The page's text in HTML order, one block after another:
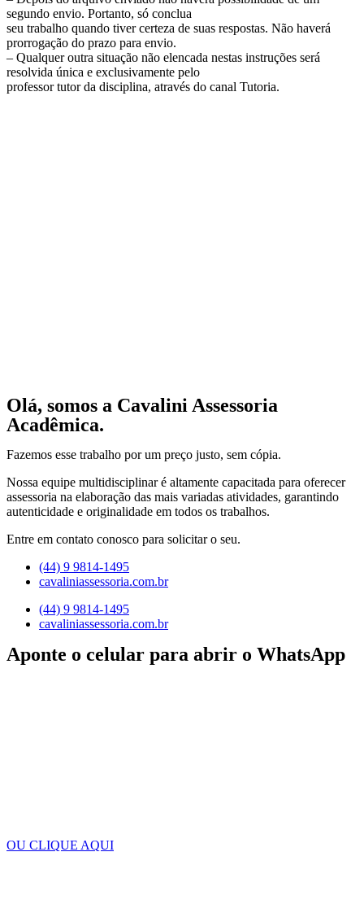
segundo envio. Portanto, só conclua
seu trabalho quando tiver certeza de suas respostas. Não haverá
prorrogação do prazo para envio.
– Qualquer outra situação não elencada nestas instruções será
resolvida única e exclusivamente pelo
professor tutor da disciplina, através do canal Tutoria.
Olá, somos a Cavalini Assessoria
Acadêmica.
Fazemos esse trabalho por um preço justo, sem cópia.
Nossa equipe multidisciplinar é altamente capacitada para oferecer
assessoria na elaboração das mais variadas atividades, garantindo
autenticidade e originalidade em todos os trabalhos.
Entre em contato conosco para solicitar o seu.
(44) 9 9814-1495
cavaliniassessoria.com.br
(44) 9 9814-1495
cavaliniassessoria.com.br
Aponte o celular para abrir o WhatsApp
OU CLIQUE AQUI